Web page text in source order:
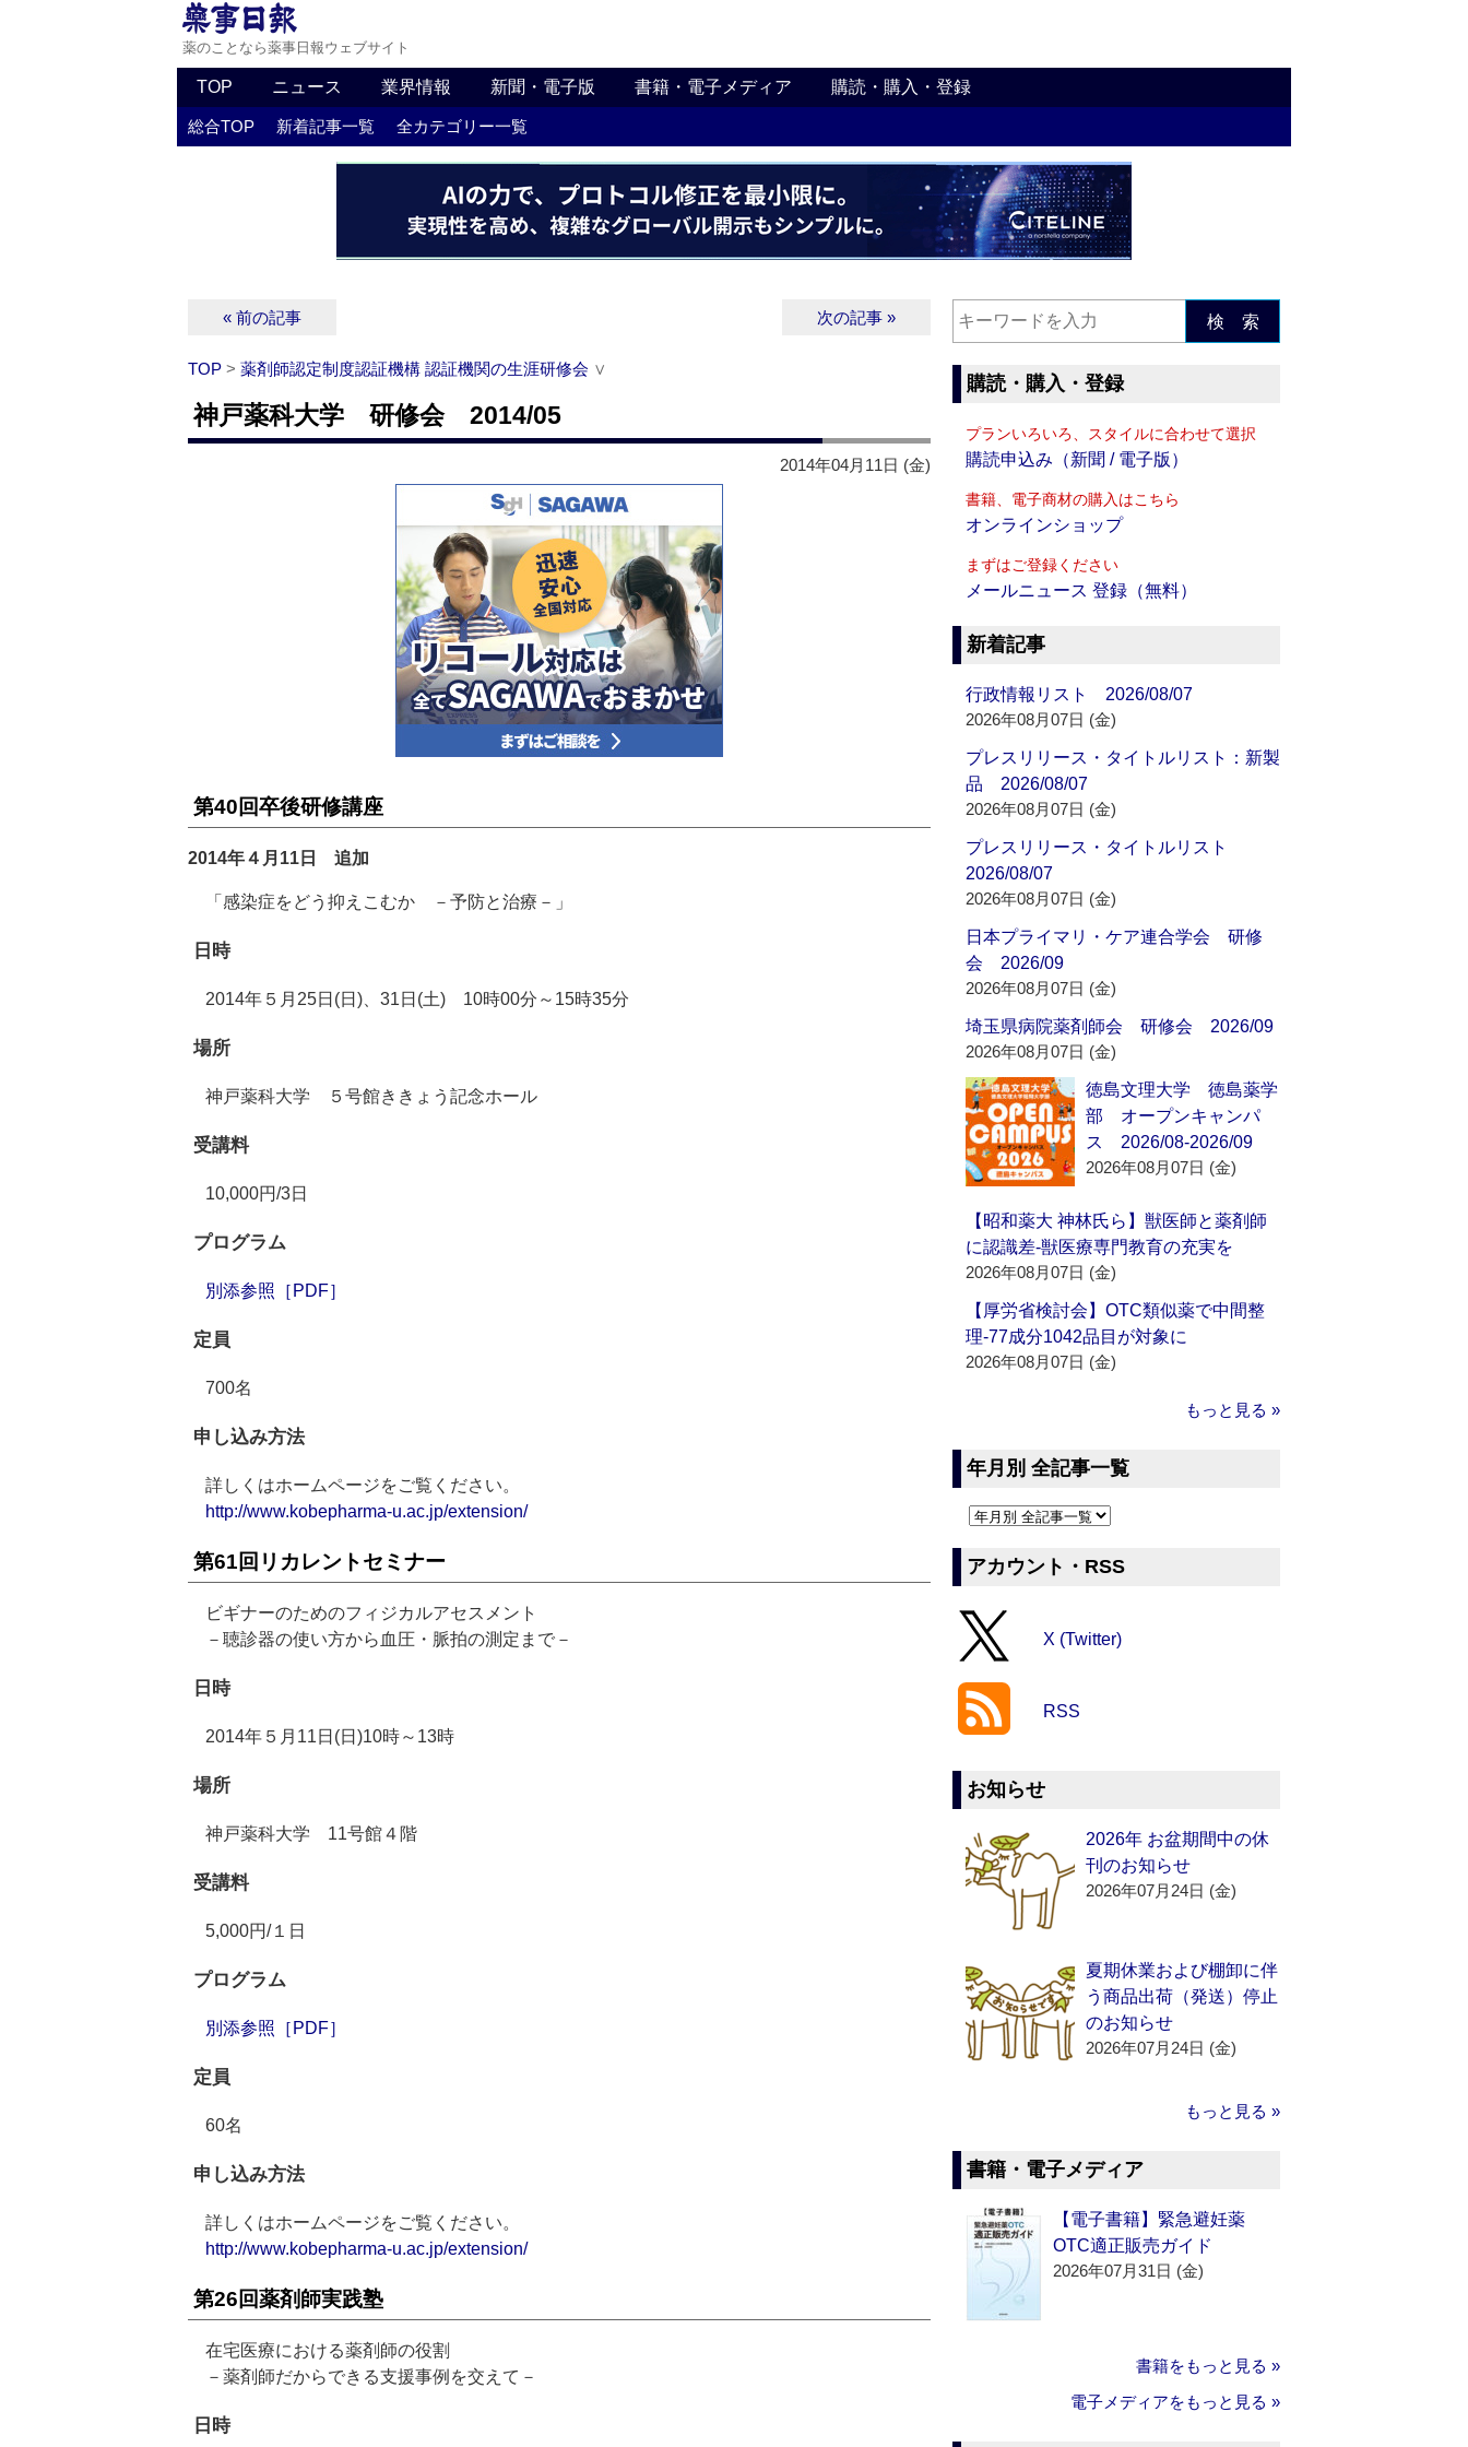
薬のことなら薬事日報ウェブサイト
TOP ニュース 業界情報 新聞・電子版 書籍・電子メディア 購読・購入・登録
総合TOP 新着記事一覧 全カテゴリー一覧
« 前の記事 次の記事 »
TOP > 薬剤師認定制度認証機構 認証機関の生涯研修会 ∨
神戸薬科大学 研修会 2014/05
2014年04月11日 (金)
第40回卒後研修講座
2014年４月11日 追加
「感染症をどう抑えこむか －予防と治療－」
日時
2014年５月25日(日)、31日(土) 10時00分～15時35分
場所
神戸薬科大学 ５号館ききょう記念ホール
受講料
10,000円/3日
プログラム
別添参照［PDF］
定員
700名
申し込み方法
詳しくはホームページをご覧ください。
http://www.kobepharma-u.ac.jp/extension/
第61回リカレントセミナー
ビギナーのためのフィジカルアセスメント
－聴診器の使い方から血圧・脈拍の測定まで－
日時
2014年５月11日(日)10時～13時
場所
神戸薬科大学 11号館４階
受講料
5,000円/１日
プログラム
別添参照［PDF］
定員
60名
申し込み方法
詳しくはホームページをご覧ください。
http://www.kobepharma-u.ac.jp/extension/
第26回薬剤師実践塾
在宅医療における薬剤師の役割
－薬剤師だからできる支援事例を交えて－
日時
検 索
購読・購入・登録
プランいろいろ、スタイルに合わせて選択
購読申込み（新聞 / 電子版）
書籍、電子商材の購入はこちら
オンラインショップ
まずはご登録ください
メールニュース 登録（無料）
新着記事
行政情報リスト 2026/08/07
2026年08月07日 (金)
プレスリリース・タイトルリスト：新製
品 2026/08/07
2026年08月07日 (金)
プレスリリース・タイトルリスト
2026/08/07
2026年08月07日 (金)
日本プライマリ・ケア連合学会 研修
会 2026/09
2026年08月07日 (金)
埼玉県病院薬剤師会 研修会 2026/09
2026年08月07日 (金)
徳島文理大学 徳島薬学
部 オープンキャンパ
ス 2026/08-2026/09
2026年08月07日 (金)
【昭和薬大 神林氏ら】獣医師と薬剤師
に認識差‐獣医療専門教育の充実を
2026年08月07日 (金)
【厚労省検討会】OTC類似薬で中間整
理‐77成分1042品目が対象に
2026年08月07日 (金)
もっと見る »
年月別 全記事一覧
アカウント・RSS
X (Twitter)
RSS
お知らせ
2026年 お盆期間中の休
刊のお知らせ
2026年07月24日 (金)
夏期休業および棚卸に伴
う商品出荷（発送）停止
のお知らせ
2026年07月24日 (金)
もっと見る »
書籍・電子メディア
【電子書籍】緊急避妊薬
OTC適正販売ガイド
2026年07月31日 (金)
書籍をもっと見る »
電子メディアをもっと見る »